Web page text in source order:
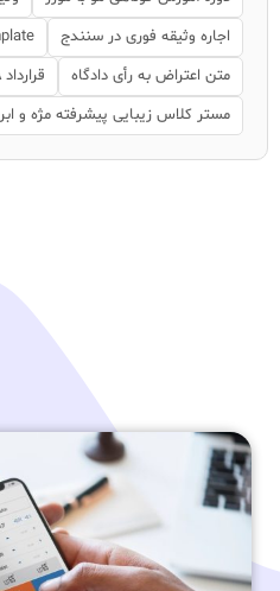
اجاره وثیقه فوری در سنندج
متن اعتراض به رأی دادگاه
قرارداد SLA و KPI
مستر کلاس زیبایی پیشرفته مژه و